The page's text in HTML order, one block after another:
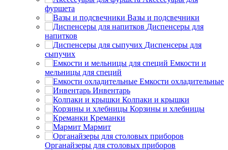
фуршета
Вазы и подсвечники
Диспенсеры для
напитков
Диспенсеры для
сыпучих
Емкости и
мельницы для специй
Емкости охладительные
Инвентарь
Колпаки и крышки
Корзины и хлебницы
Креманки
Мармит
Органайзеры для столовых приборов